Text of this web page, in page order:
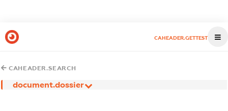
CAHEADER.GETTEST
CAHEADER.SEARCH
document.dossier